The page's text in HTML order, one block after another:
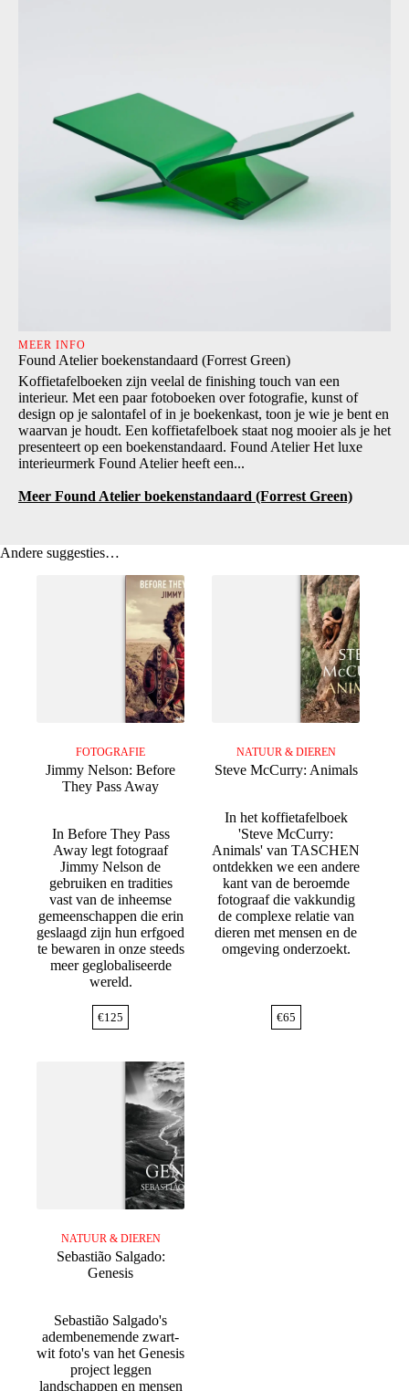
MEER INFO
Found Atelier boekenstandaard (Forrest Green)
Koffietafelboeken zijn veelal de finishing touch van een
interieur. Met een paar fotoboeken over fotografie, kunst of
design op je salontafel of in je boekenkast, toon je wie je bent en
waarvan je houdt. Een koffietafelboek staat nog mooier als je het
presenteert op een boekenstandaard. Found Atelier Het luxe
interieurmerk Found Atelier heeft een...
Meer Found Atelier boekenstandaard (Forrest Green)
Andere suggesties…
FOTOGRAFIE
Jimmy Nelson: Before
They Pass Away
In Before They Pass
Away legt fotograaf
Jimmy Nelson de
gebruiken en tradities
vast van de inheemse
gemeenschappen die erin
geslaagd zijn hun erfgoed
te bewaren in onze steeds
meer geglobaliseerde
wereld.
€125
NATUUR & DIEREN
Steve McCurry: Animals
In het koffietafelboek
'Steve McCurry:
Animals' van TASCHEN
ontdekken we een andere
kant van de beroemde
fotograaf die vakkundig
de complexe relatie van
dieren met mensen en de
omgeving onderzoekt.
€65
NATUUR & DIEREN
Sebastião Salgado:
Genesis
Sebastião Salgado's
adembenemende zwart-
wit foto's van het Genesis
project leggen
landschappen en mensen